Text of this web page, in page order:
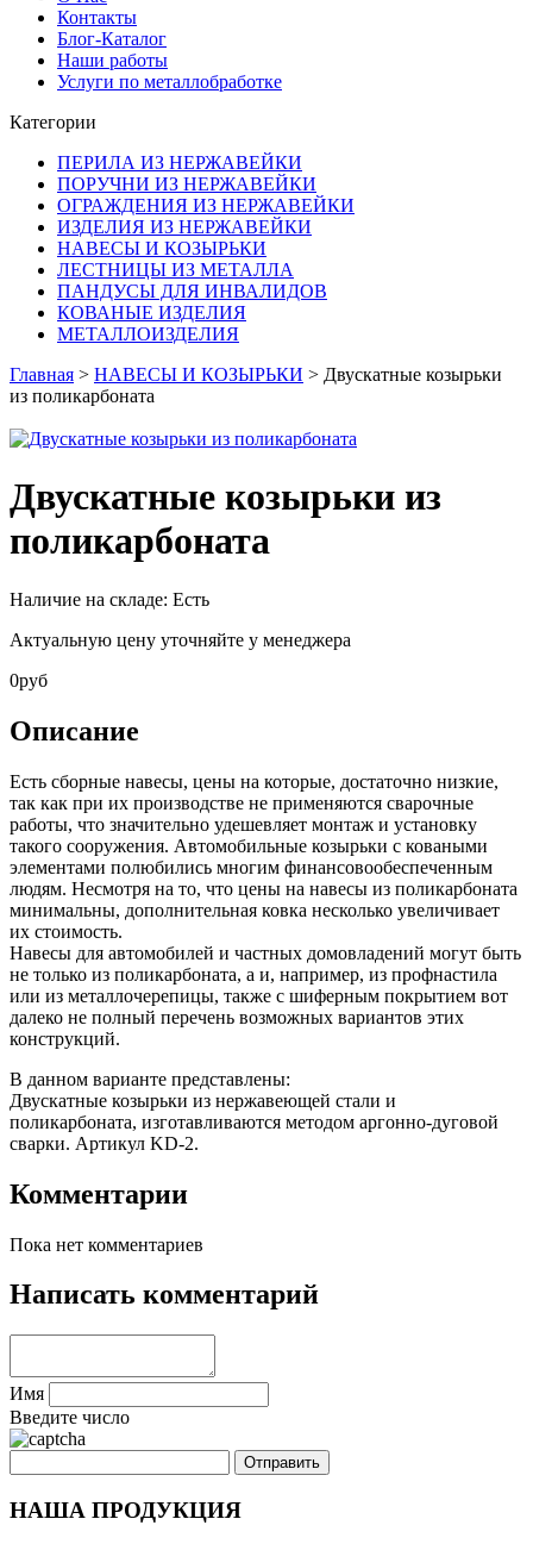
Контакты
Блог-Каталог
Наши работы
Услуги по металлобработке
Категории
ПЕРИЛА ИЗ НЕРЖАВЕЙКИ
ПОРУЧНИ ИЗ НЕРЖАВЕЙКИ
ОГРАЖДЕНИЯ ИЗ НЕРЖАВЕЙКИ
ИЗДЕЛИЯ ИЗ НЕРЖАВЕЙКИ
НАВЕСЫ И КОЗЫРЬКИ
ЛЕСТНИЦЫ ИЗ МЕТАЛЛА
ПАНДУСЫ ДЛЯ ИНВАЛИДОВ
КОВАНЫЕ ИЗДЕЛИЯ
МЕТАЛЛОИЗДЕЛИЯ
Главная > НАВЕСЫ И КОЗЫРЬКИ > Двускатные козырьки
из поликарбоната
Двускатные козырьки из
поликарбоната
Наличие на складе: Есть
Актуальную цену уточняйте у менеджера
0руб
Описание
Есть сборные навесы, цены на которые, достаточно низкие,
так как при их производстве не применяются сварочные
работы, что значительно удешевляет монтаж и установку
такого сооружения. Автомобильные козырьки с коваными
элементами полюбились многим финансовообеспеченным
людям. Несмотря на то, что цены на навесы из поликарбоната
минимальны, дополнительная ковка несколько увеличивает
их стоимость.
Навесы для автомобилей и частных домовладений могут быть
не только из поликарбоната, а и, например, из профнастила
или из металлочерепицы, также с шиферным покрытием вот
далеко не полный перечень возможных вариантов этих
конструкций.
В данном варианте представлены:
Двускатные козырьки из нержавеющей стали и
поликарбоната, изготавливаются методом аргонно-дуговой
сварки. Артикул KD-2.
Комментарии
Пока нет комментариев
Написать комментарий
Имя
Введите число
НАША ПРОДУКЦИЯ